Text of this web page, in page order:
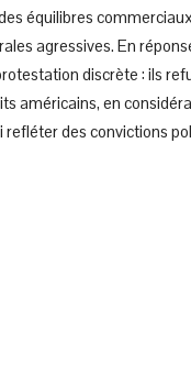
équilibres
agressives. En
discrète : ils
américains, en
refléter des convictions